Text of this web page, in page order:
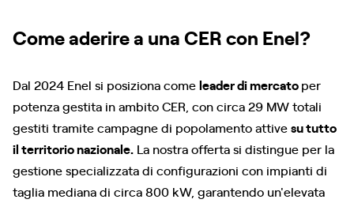
Come aderire a una CER con Enel?
Dal 2024 Enel si posiziona comeleader di mercatoper
potenza gestita in ambito CER, con circa 29 MW totali
gestiti tramite campagne di popolamento attivesu tutto
il territorio nazionale. La nostra offerta si distingue per la
gestione specializzata di configurazioni con impianti di
taglia mediana di circa 800 kW, garantendo un'elevata